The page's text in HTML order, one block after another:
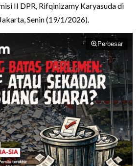
II DPR, Rifqinizamy Karyasuda di
Senin (19/1/2026).
Perbesar